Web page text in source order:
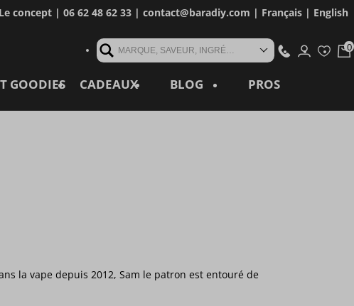
Le concept| 06 62 48 62 33 | contact@baradiy.com | Français| English
MARQUE, SAVEUR, INGRÉDIENT, RÉFÉRENCE, MOT CLÉ...
GOODIES CADEAUX BLOG PROS
la vape depuis 2012, Sam le patron est entouré de